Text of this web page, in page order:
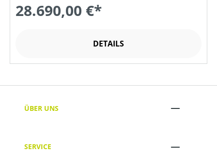
28.690,00 €*
DETAILS
ÜBER UNS
SERVICE